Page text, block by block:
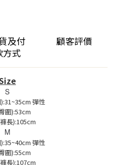
及付
方式
顧客評價
S
彈性
圍):53cm
長):105cm
M
彈性
圍):55cm
長):107cm